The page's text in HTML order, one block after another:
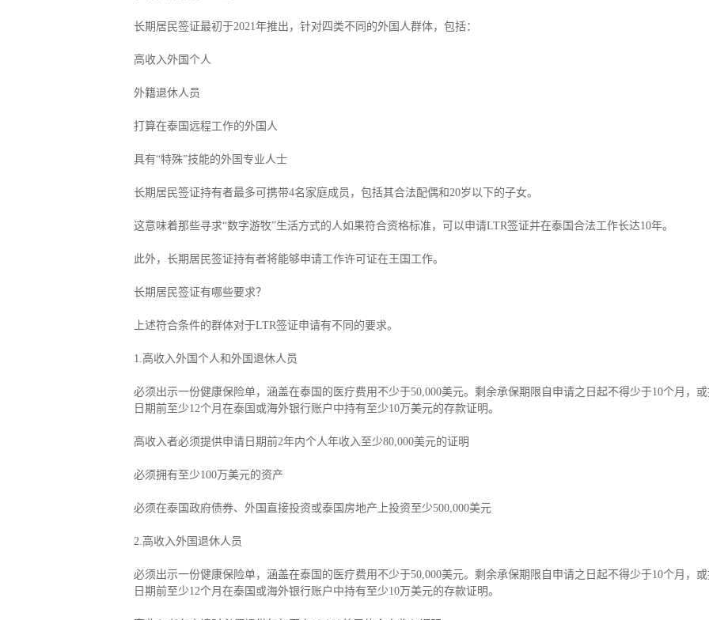
长期居民签证最初于2021年推出，针对四类不同的外国人群体，包括：
高收入外国个人
外籍退休人员
打算在泰国远程工作的外国人
具有“特殊”技能的外国专业人士
长期居民签证持有者最多可携带4名家庭成员，包括其合法配偶和20岁以下的子女。
这意味着那些寻求“数字游牧”生活方式的人如果符合资格标准，可以申请LTR签证并在泰国合法工作长达10年。
此外，长期居民签证持有者将能够申请工作许可证在王国工作。
长期居民签证有哪些要求？
上述符合条件的群体对于LTR签证申请有不同的要求。
1.高收入外国个人和外国退休人员
必须出示一份健康保险单，涵盖在泰国的医疗费用不少于50,000美元。剩余承保期限自申请之日起不得少于10个月，
日期前至少12个月在泰国或海外银行账户中持有至少10万美元的存款证明。
高收入者必须提供申请日期前2年内个人年收入至少80,000美元的证明
必须拥有至少100万美元的资产
必须在泰国政府债券、外国直接投资或泰国房地产上投资至少500,000美元
2.高收入外国退休人员
必须出示一份健康保险单，涵盖在泰国的医疗费用不少于50,000美元。剩余承保期限自申请之日起不得少于10个月，
日期前至少12个月在泰国或海外银行账户中持有至少10万美元的存款证明。